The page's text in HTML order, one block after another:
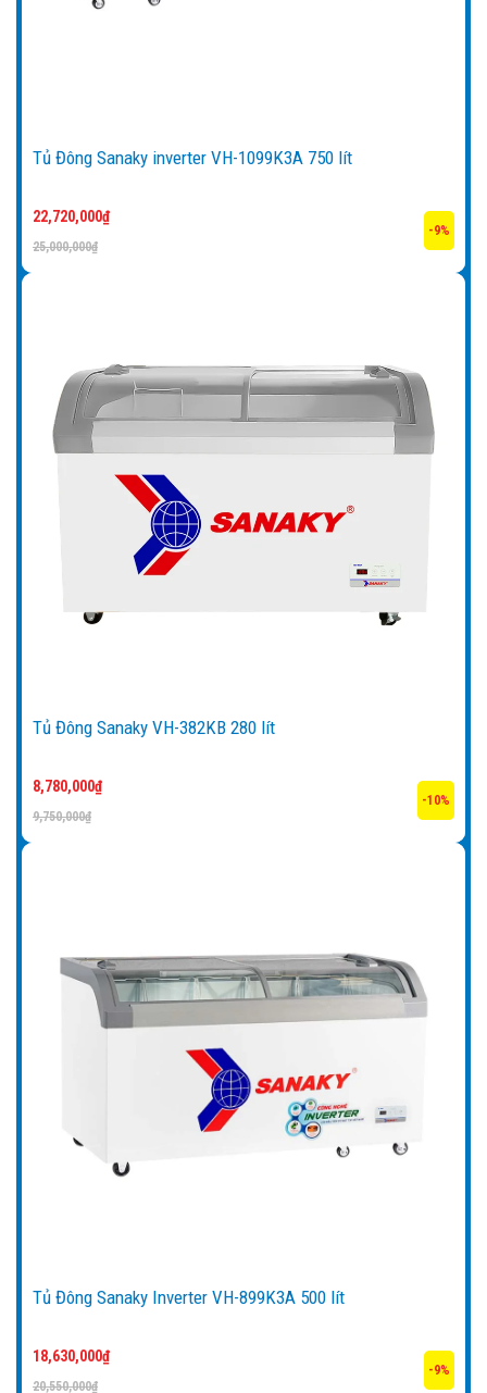
Tủ Đông Sanaky inverter VH-1099K3A 750 lít
25,000,000₫
22,720,000₫
-9%
Tủ Đông Sanaky VH-382KB 280 lít
9,750,000₫
8,780,000₫
-10%
Tủ Đông Sanaky Inverter VH-899K3A 500 lít
20,550,000₫
18,630,000₫
-9%